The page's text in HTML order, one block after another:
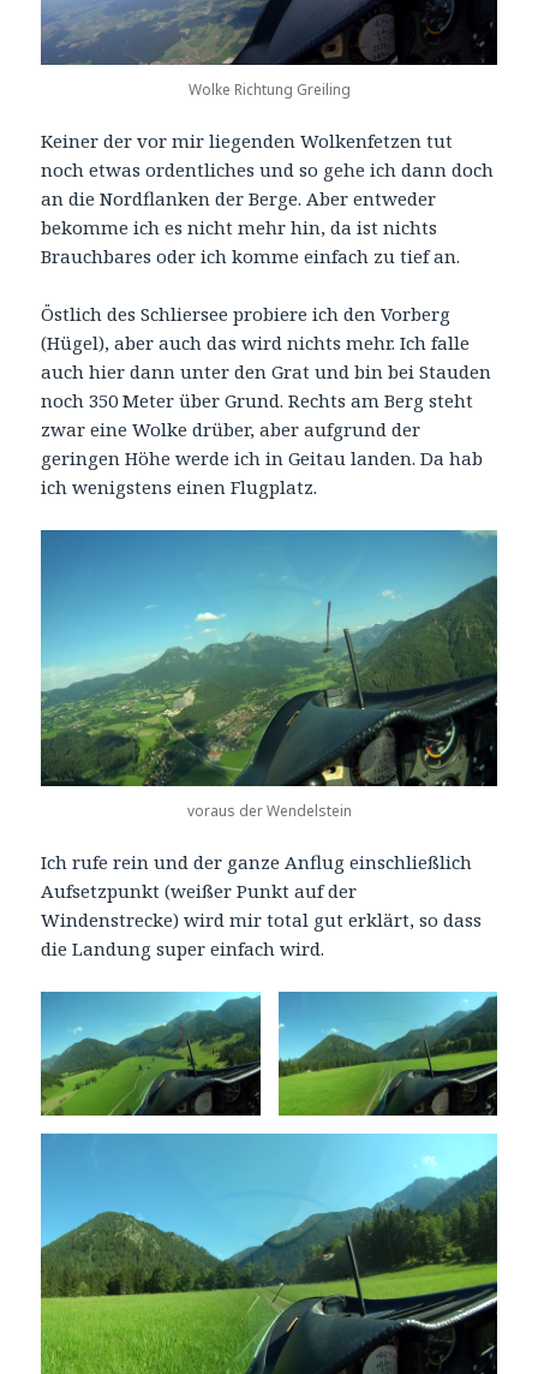
Wolke Richtung Greiling
Keiner der vor mir liegenden Wolkenfetzen tut
noch etwas ordentliches und so gehe ich dann doch
an die Nordflanken der Berge. Aber entweder
bekomme ich es nicht mehr hin, da ist nichts
Brauchbares oder ich komme einfach zu tief an.
Östlich des Schliersee probiere ich den Vorberg
(Hügel), aber auch das wird nichts mehr. Ich falle
auch hier dann unter den Grat und bin bei Stauden
noch 350 Meter über Grund. Rechts am Berg steht
zwar eine Wolke drüber, aber aufgrund der
geringen Höhe werde ich in Geitau landen. Da hab
ich wenigstens einen Flugplatz.
voraus der Wendelstein
Ich rufe rein und der ganze Anflug einschließlich
Aufsetzpunkt (weißer Punkt auf der
Windenstrecke) wird mir total gut erklärt, so dass
die Landung super einfach wird.